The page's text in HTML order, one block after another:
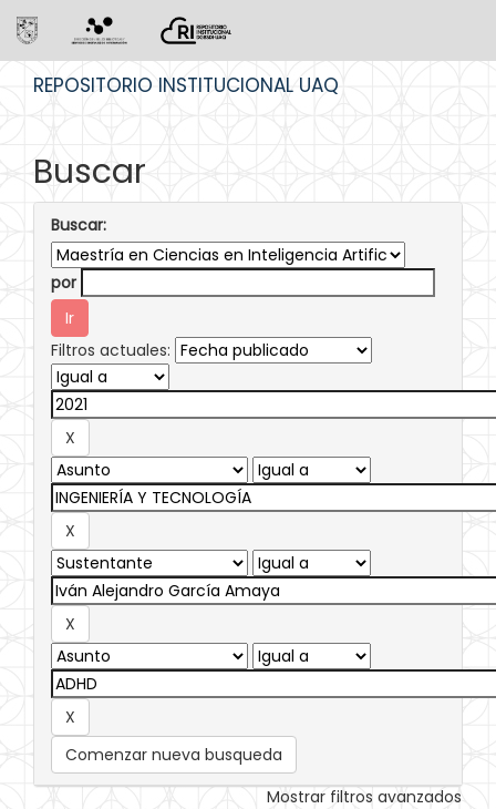
REPOSITORIO INSTITUCIONAL UAQ
Buscar
Buscar:
por
Filtros actuales:
Comenzar nueva busqueda
Mostrar filtros avanzados